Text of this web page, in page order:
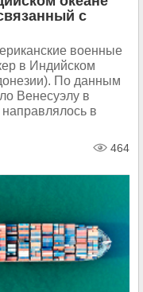
с
военные
в Индийском
По данным
Венесуэлу в
в
464